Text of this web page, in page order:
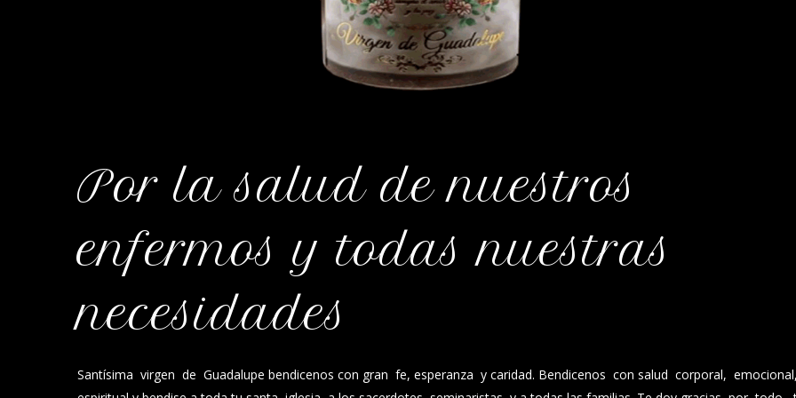
Por la salud de nuestros
enfermos y todas nuestras
necesidades
Santísima virgen de Guadalupe bendicenos con gran fe, esperanza y caridad. Bendicenos con salud corporal, emocional,